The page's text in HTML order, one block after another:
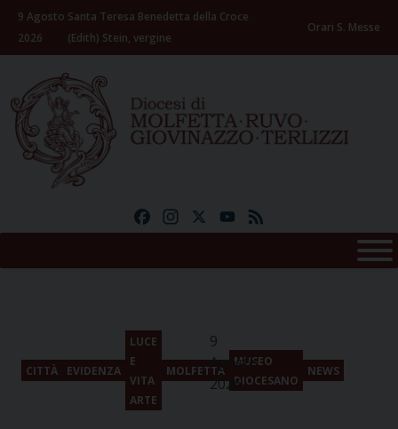
Skip
content
9 Agosto
2026
Santa Teresa Benedetta della Croce
(Edith) Stein, vergine
Orari S. Messe
FacebookInstagramYouTube
CITTÀ EVIDENZA
LUCE
E
VITA
ARTE
MOLFETTA
MUSEO
DIOCESANO
NEWS
9
Agosto
2026